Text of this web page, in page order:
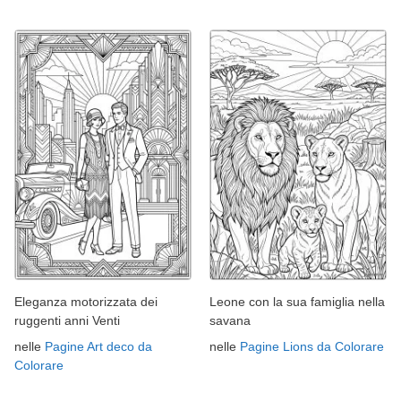
Eleganza motorizzata dei
ruggenti anni Venti
nelle Pagine Art deco da
Colorare
Leone con la sua famiglia nella
savana
nelle Pagine Lions da Colorare